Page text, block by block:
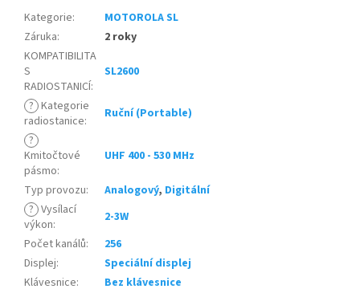
Kategorie:
MOTOROLA SL
Záruka:
2 roky
KOMPATIBILITA
S
RADIOSTANICÍ:
SL2600
? Kategorie
radiostanice:
Ruční (Portable)
?
Kmitočtové
pásmo:
UHF 400 - 530 MHz
Typ provozu: Analogový, Digitální
? Vysílací
výkon:
2-3W
Počet kanálů:
256
Displej:
Speciální displej
Klávesnice:
Bez klávesnice